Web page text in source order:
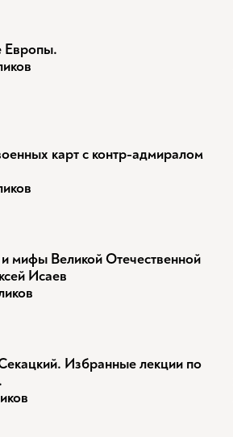
карт с контр-адмиралом
и мифы Великой Отечественной
Исаев
Избранные лекции по